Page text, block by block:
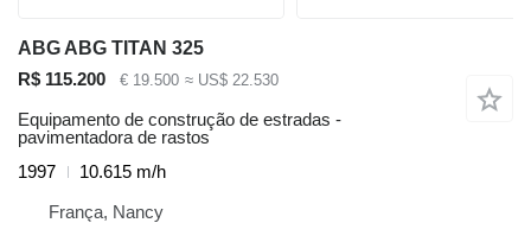
ABG ABG TITAN 325
R$ 115.200
€ 19.500 ≈ US$ 22.530
Equipamento de construção de estradas -
pavimentadora de rastos
1997
10.615 m/h
França, Nancy